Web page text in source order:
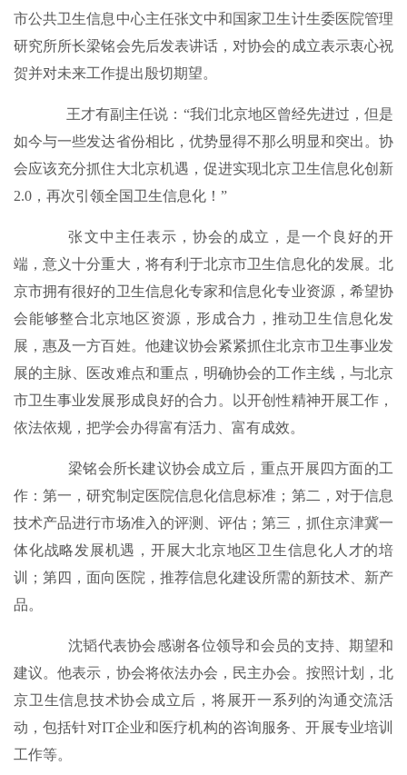
市公共卫生信息中心主任张文中和国家卫生计生委医院管理
研究所所长梁铭会先后发表讲话，对协会的成立表示衷心祝
贺并对未来工作提出殷切期望。
王才有副主任说：“我们北京地区曾经先进过，但是
如今与一些发达省份相比，优势显得不那么明显和突出。协
会应该充分抓住大北京机遇，促进实现北京卫生信息化创新
2.0，再次引领全国卫生信息化！”
张文中主任表示，协会的成立，是一个良好的开
端，意义十分重大，将有利于北京市卫生信息化的发展。北
京市拥有很好的卫生信息化专家和信息化专业资源，希望协
会能够整合北京地区资源，形成合力，推动卫生信息化发
展，惠及一方百姓。他建议协会紧紧抓住北京市卫生事业发
展的主脉、医改难点和重点，明确协会的工作主线，与北京
市卫生事业发展形成良好的合力。以开创性精神开展工作，
依法依规，把学会办得富有活力、富有成效。
梁铭会所长建议协会成立后，重点开展四方面的工
作：第一，研究制定医院信息化信息标准；第二，对于信息
技术产品进行市场准入的评测、评估；第三，抓住京津冀一
体化战略发展机遇，开展大北京地区卫生信息化人才的培
训；第四，面向医院，推荐信息化建设所需的新技术、新产
品。
沈韬代表协会感谢各位领导和会员的支持、期望和
建议。他表示，协会将依法办会，民主办会。按照计划，北
京卫生信息技术协会成立后，将展开一系列的沟通交流活
动，包括针对IT企业和医疗机构的咨询服务、开展专业培训
工作等。